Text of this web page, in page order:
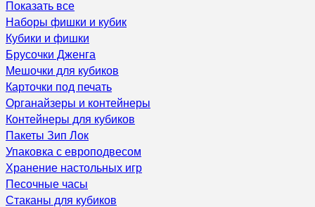
Показать все
Наборы фишки и кубик
Кубики и фишки
Брусочки Дженга
Мешочки для кубиков
Карточки под печать
Органайзеры и контейнеры
Контейнеры для кубиков
Пакеты Зип Лок
Упаковка с европодвесом
Хранение настольных игр
Песочные часы
Стаканы для кубиков